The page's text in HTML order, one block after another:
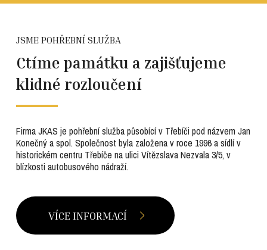
JSME POHŘEBNÍ SLUŽBA
Ctíme památku a zajišťujeme
klidné rozloučení
Firma JKAS je pohřební služba působící v Třebíči pod názvem Jan
Konečný a spol. Společnost byla založena v roce 1996 a sídlí v
historickém centru Třebíče na ulici Vítězslava Nezvala 3/5, v
blízkosti autobusového nádraží.
VÍCE INFORMACÍ